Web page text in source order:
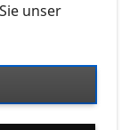
Infomaterial
Videos zu
werden in
unser